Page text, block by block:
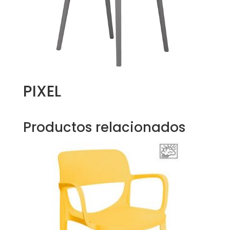
PIXEL
Productos relacionados